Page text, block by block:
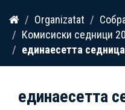
Kalo
përmbajtja
Organizatat
Комисиски седници
единаесетта
единаесетта